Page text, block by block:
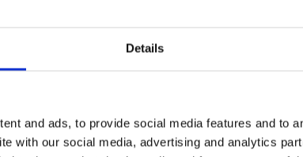
Details
and ads, to provide social media features and to
with our social media, advertising and analytics
velocità ai sistemi di
assoluti sul tamburo si utilizzano
FSI 800
series
series
series
600